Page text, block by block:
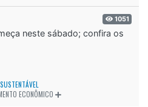
1051
neste sábado; confira os
ECONÔMICO